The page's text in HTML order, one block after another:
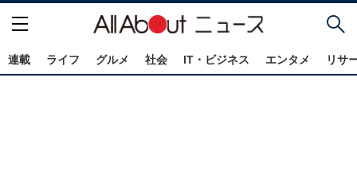
連載 ライフ グルメ 社会 IT・ビジネス エンタメ リサ